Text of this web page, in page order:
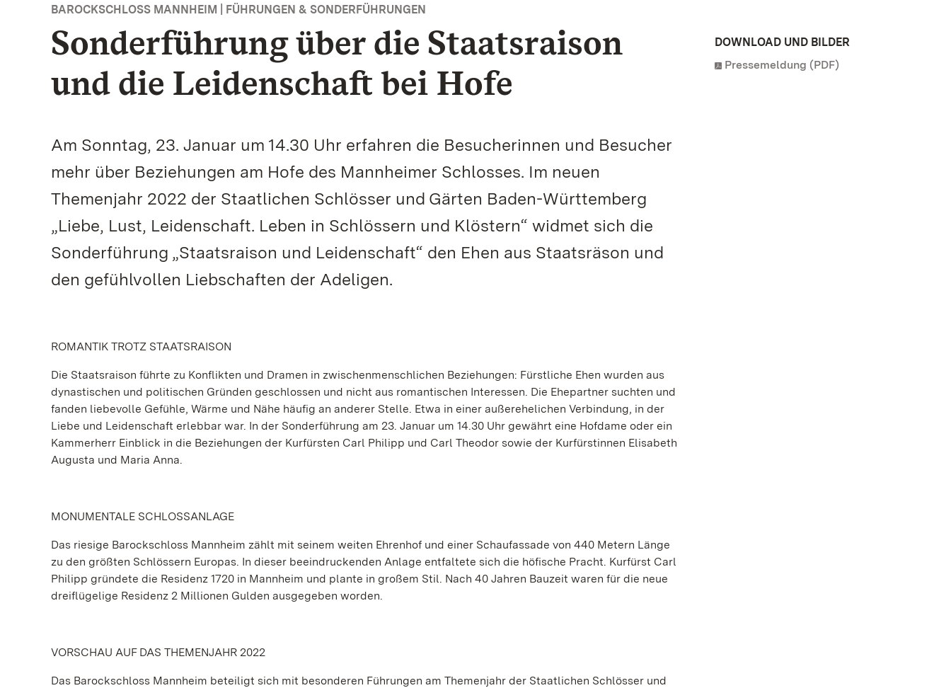
BAROCKSCHLOSS MANNHEIM | FÜHRUNGEN & SONDERFÜHRUNGEN
Sonderführung über die Staatsraison
und die Leidenschaft bei Hofe
Am Sonntag, 23. Januar um 14.30 Uhr erfahren die Besucherinnen und Besucher
mehr über Beziehungen am Hofe des Mannheimer Schlosses. Im neuen
Themenjahr 2022 der Staatlichen Schlösser und Gärten Baden-Württemberg
„Liebe, Lust, Leidenschaft. Leben in Schlössern und Klöstern“ widmet sich die
Sonderführung „Staatsraison und Leidenschaft“ den Ehen aus Staatsräson und
den gefühlvollen Liebschaften der Adeligen.
ROMANTIK TROTZ STAATSRAISON
Die Staatsraison führte zu Konflikten und Dramen in zwischenmenschlichen Beziehungen: Fürstliche Ehen wurden aus
dynastischen und politischen Gründen geschlossen und nicht aus romantischen Interessen. Die Ehepartner suchten und
fanden liebevolle Gefühle, Wärme und Nähe häufig an anderer Stelle. Etwa in einer außerehelichen Verbindung, in der
Liebe und Leidenschaft erlebbar war. In der Sonderführung am 23. Januar um 14.30 Uhr gewährt eine Hofdame oder ein
Kammerherr Einblick in die Beziehungen der Kurfürsten Carl Philipp und Carl Theodor sowie der Kurfürstinnen Elisabeth
Augusta und Maria Anna.
MONUMENTALE SCHLOSSANLAGE
Das riesige Barockschloss Mannheim zählt mit seinem weiten Ehrenhof und einer Schaufassade von 440 Metern Länge
zu den größten Schlössern Europas. In dieser beeindruckenden Anlage entfaltete sich die höfische Pracht. Kurfürst Carl
Philipp gründete die Residenz 1720 in Mannheim und plante in großem Stil. Nach 40 Jahren Bauzeit waren für die neue
dreiflügelige Residenz 2 Millionen Gulden ausgegeben worden.
VORSCHAU AUF DAS THEMENJAHR 2022
Das Barockschloss Mannheim beteiligt sich mit besonderen Führungen am Themenjahr der Staatlichen Schlösser und
DOWNLOAD UND BILDER
Pressemeldung (PDF)